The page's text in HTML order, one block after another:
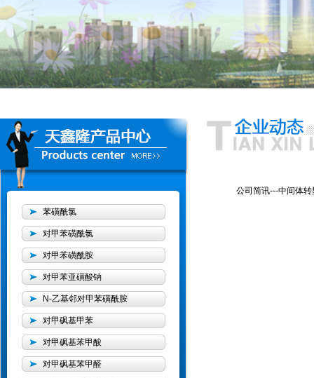
苯磺酰氯
对甲苯磺酰氯
对甲苯磺酰胺
对甲苯亚磺酸钠
N-乙基邻对甲苯磺酰胺
对甲砜基甲苯
对甲砜基苯甲酸
对甲砜基苯甲醛
公司简讯---中间体